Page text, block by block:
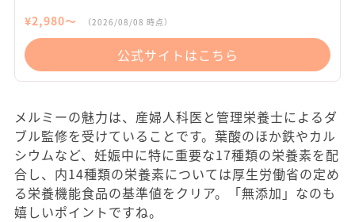
¥2,980〜 （2026/08/08 時点）
公式サイトはこちら
メルミーの魅力は、産婦人科医と管理栄養士によるダ
ブル監修を受けていることです。葉酸のほか鉄やカル
シウムなど、妊娠中に特に重要な17種類の栄養素を配
合し、内14種類の栄養素については厚生労働省の定め
る栄養機能食品の基準値をクリア。「無添加」なのも
嬉しいポイントですね。